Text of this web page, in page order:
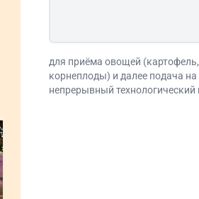
для приёма овощей
корнеплоды) и далее подача
непрерывный технологический